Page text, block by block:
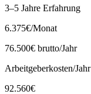
3–5 Jahre Erfahrung
6.375€/Monat
76.500€ brutto/Jahr
Arbeitgeberkosten/Jahr
92.560€